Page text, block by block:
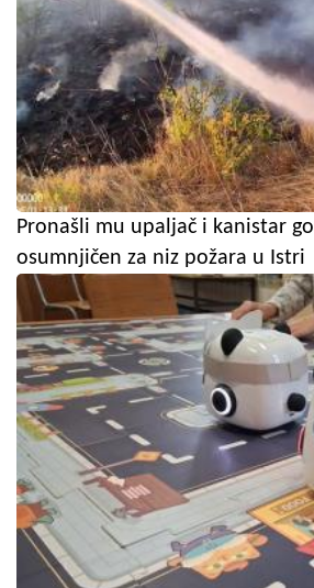
Pronašli mu upaljač i kanistar
osumnjičen za niz požara u Istri